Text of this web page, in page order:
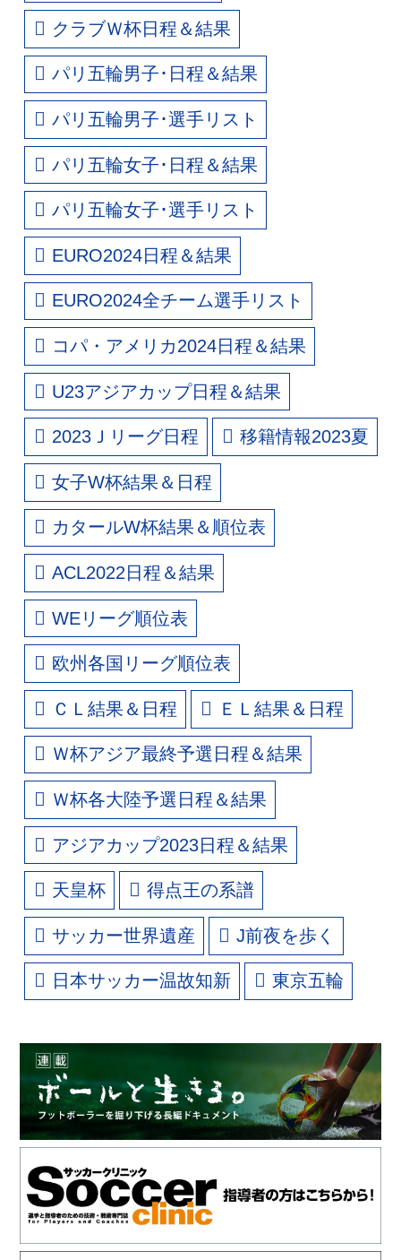
クラブＷ杯日程＆結果
パリ五輪男子･日程＆結果
パリ五輪男子･選手リスト
パリ五輪女子･日程＆結果
パリ五輪女子･選手リスト
EURO2024日程＆結果
EURO2024全チーム選手リスト
コパ・アメリカ2024日程＆結果
U23アジアカップ日程＆結果
2023Ｊリーグ日程 移籍情報2023夏
女子W杯結果＆日程
カタールW杯結果＆順位表
ACL2022日程＆結果
WEリーグ順位表
欧州各国リーグ順位表
ＣＬ結果＆日程 ＥＬ結果＆日程
Ｗ杯アジア最終予選日程＆結果
Ｗ杯各大陸予選日程＆結果
アジアカップ2023日程＆結果
天皇杯 得点王の系譜
サッカー世界遺産 J前夜を歩く
日本サッカー温故知新 東京五輪